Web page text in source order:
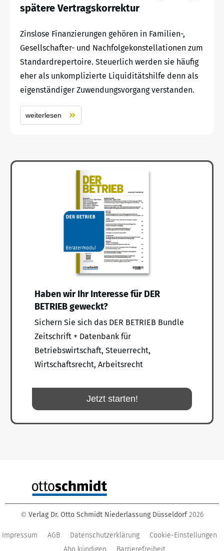
spätere Vertragskorrektur
Zinslose Finanzierungen gehören in Familien-,
Gesellschafter- und Nachfolgekonstellationen zum
Standardrepertoire. Steuerlich werden sie häufig
eher als unkomplizierte Liquiditätshilfe denn als
eigenständiger Zuwendungsvorgang verstanden.
weiterlesen
Haben wir Ihr Interesse für DER
BETRIEB geweckt?
Sichern Sie sich das DER BETRIEB Bundle
Zeitschrift + Datenbank für
Betriebswirtschaft, Steuerrecht,
Wirtschaftsrecht, Arbeitsrecht
Jetzt starten!
© Verlag Dr. Otto Schmidt Niederlassung Düsseldorf 2026
Impressum AGB Datenschutzerklärung
Cookie-Einstellungen
Abo kündigen
Barrierefreiheit